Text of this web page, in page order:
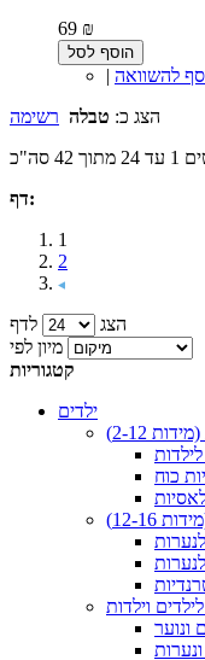
69 ₪
הוסף לסל
| להשוואה
הצג כ: טבלה רשימה
42 סה"כ
דף:
1
2
הצג
לדף
מיון לפי
קטגוריות
ילדים
2-12)
כוח
12-16)
וילדות
ונוער